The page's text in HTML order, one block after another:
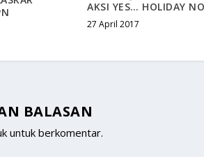
AKSI YES… HOLIDAY
27 April 2017
BALASAN
untuk berkomentar.